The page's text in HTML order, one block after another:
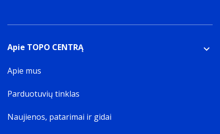
Apie TOPO CENTRĄ
Apie mus
Parduotuvių tinklas
Naujienos, patarimai ir gidai